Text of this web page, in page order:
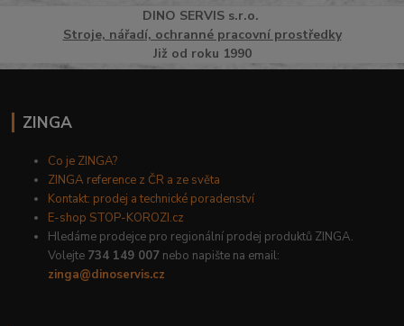
DINO SERVISs.r.o.
Stroje, nářadí, ochranné pracovní prostředky
Již od roku 1990
ZINGA
Co je ZINGA?
ZINGA reference z ČR a ze světa
Kontakt: prodej a technické poradenství
E-shop STOP-KOROZI.cz
Hledáme prodejce pro regionální prodej produktů ZINGA.
Volejte 734 149 007 nebo napište na email:
zinga@dinoservis.cz